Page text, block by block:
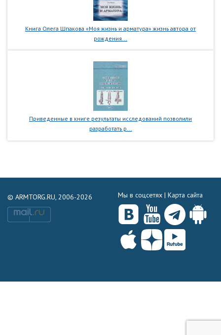
Книга Олега Шпакова «Моя жизнь и арматура» жизнь автора от
рождения...
Приведенные в книге результаты исследований позволили
разработать р...
© ARMTORG.RU, 2006-2026 Мы в соцсетях | Карта сайта